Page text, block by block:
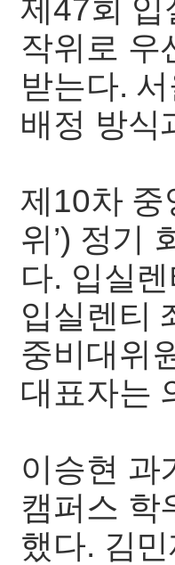
제47회 입
작위로 우
받는다.
배정 방식
제10차 중
위’) 정기
다. 입실
입실렌티
중비대위
대표자는
이승현 과
캠퍼스 학
했다. 김